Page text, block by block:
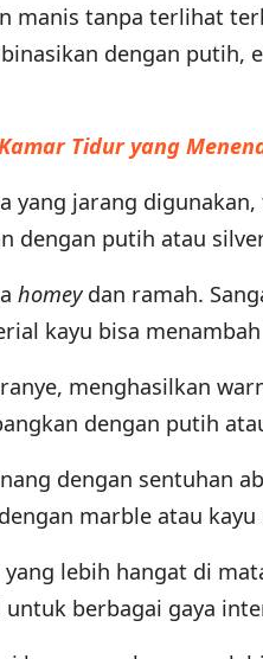
manis tanpa terlihat
dengan putih,
Tidur yang
yang jarang
dengan putih atau
homeydan ramah.
kayu bisa
menghasilkan
dengan putih
dengan sentuhan
marble atau
lebih hangat di
berbagai gaya